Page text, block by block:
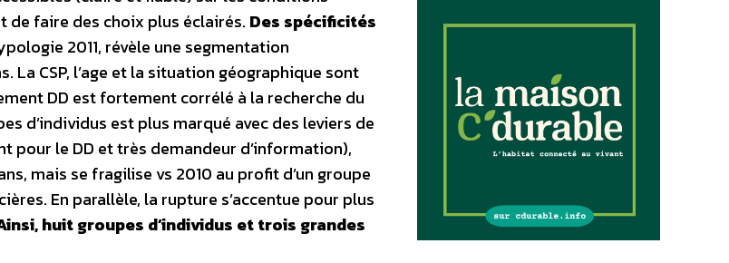
faire des choix plus éclairés. Des spécificités
2011, révèle une segmentation
CSP, l’age et la situation géographique sont
DD est fortement corrélé à la recherche du
d’individus est plus marqué avec des leviers de
pour le DD et très demandeur d’information),
mais se fragilise vs 2010 au profit d’un groupe
En parallèle, la rupture s’accentue pour plus
huit groupes d’individus et trois grandes